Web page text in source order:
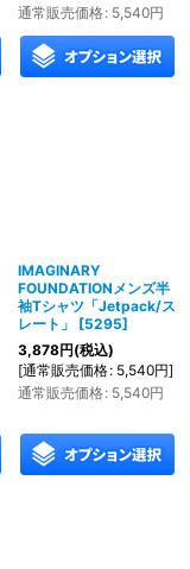
通常販売価格: 5,540円
IMAGINARY
FOUNDATIONメンズ半
袖Tシャツ「Jetpack/ス
レート」
[5295]
3,878円(税込)
[通常販売価格: 5,540円]
通常販売価格: 5,540円